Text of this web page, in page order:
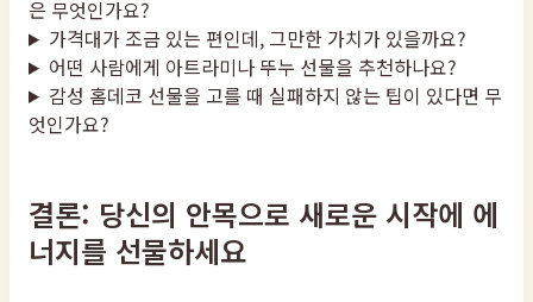
은 무엇인가요?
가격대가 조금 있는 편인데, 그만한 가치가 있을까요?
어떤 사람에게 아트라미나 뚜누 선물을 추천하나요?
감성 홈데코 선물을 고를 때 실패하지 않는 팁이 있다면 무
엇인가요?
결론: 당신의 안목으로 새로운 시작에 에
너지를 선물하세요